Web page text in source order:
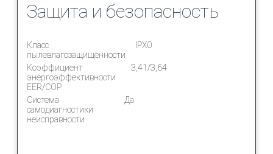
Защита и безопасность
Класс
пылевлагозащищенности
IPX0
Коэффициент
энергоэффективности
EER/COP
3,41/3,64
Система
самодиагностики
неисправности
Да